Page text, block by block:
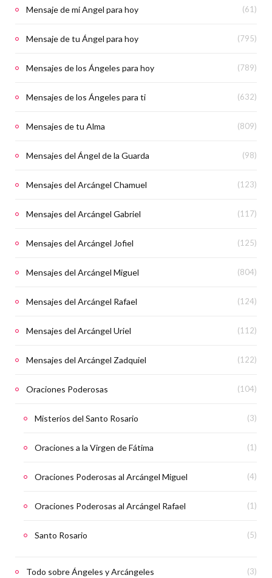
Mensaje de mi Angel para hoy (61)
Mensaje de tu Ángel para hoy (795)
Mensajes de los Ángeles para hoy (789)
Mensajes de los Ángeles para ti (632)
Mensajes de tu Alma (809)
Mensajes del Ángel de la Guarda (98)
Mensajes del Arcángel Chamuel (123)
Mensajes del Arcángel Gabriel (117)
Mensajes del Arcángel Jofiel (125)
Mensajes del Arcángel Miguel (804)
Mensajes del Arcángel Rafael (124)
Mensajes del Arcángel Uriel (112)
Mensajes del Arcángel Zadquiel (122)
Oraciones Poderosas (104)
Misterios del Santo Rosario (3)
Oraciones a la Virgen de Fátima (1)
Oraciones Poderosas al Arcángel Miguel (4)
Oraciones Poderosas al Arcángel Rafael (1)
Santo Rosario (5)
Todo sobre Ángeles y Arcángeles (3)